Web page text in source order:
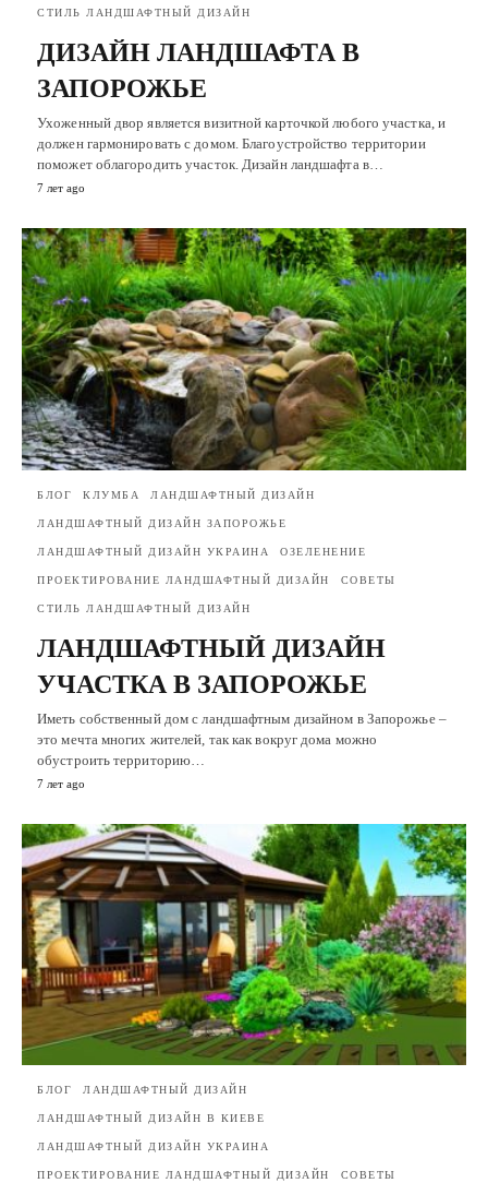
СТИЛЬ ЛАНДШАФТНЫЙ ДИЗАЙН
ДИЗАЙН ЛАНДШАФТА В
ЗАПОРОЖЬЕ
Ухоженный двор является визитной карточкой любого участка, и
должен гармонировать с домом. Благоустройство территории
поможет облагородить участок. Дизайн ландшафта в…
7 лет ago
БЛОГ КЛУМБА ЛАНДШАФТНЫЙ ДИЗАЙН
ЛАНДШАФТНЫЙ ДИЗАЙН ЗАПОРОЖЬЕ
ЛАНДШАФТНЫЙ ДИЗАЙН УКРАИНА ОЗЕЛЕНЕНИЕ
ПРОЕКТИРОВАНИЕ ЛАНДШАФТНЫЙ ДИЗАЙН СОВЕТЫ
СТИЛЬ ЛАНДШАФТНЫЙ ДИЗАЙН
ЛАНДШАФТНЫЙ ДИЗАЙН
УЧАСТКА В ЗАПОРОЖЬЕ
Иметь собственный дом с ландшафтным дизайном в Запорожье –
это мечта многих жителей, так как вокруг дома можно
обустроить территорию…
7 лет ago
БЛОГ ЛАНДШАФТНЫЙ ДИЗАЙН
ЛАНДШАФТНЫЙ ДИЗАЙН В КИЕВЕ
ЛАНДШАФТНЫЙ ДИЗАЙН УКРАИНА
ПРОЕКТИРОВАНИЕ ЛАНДШАФТНЫЙ ДИЗАЙН СОВЕТЫ